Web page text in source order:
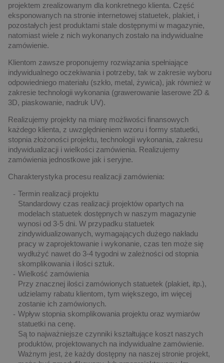
projektem zrealizowanym dla konkretnego klienta. Część
eksponowanych na stronie internetowej statuetek, plakiet, i
pozostałych jest produktami stale dostępnymi w magazynie,
natomiast wiele z nich wykonanych zostało na indywidualne
zamówienie.
Klientom zawsze proponujemy rozwiązania spełniające
indywidualnego oczekiwania i potrzeby, tak w zakresie wyboru
odpowiedniego materiału (szkło, metal, żywica), jak również w
zakresie technologii wykonania (grawerowanie laserowe 2D &
3D, piaskowanie, nadruk UV).
Realizujemy projekty na miarę możliwości finansowych
każdego klienta, z uwzględnieniem wzoru i formy statuetki,
stopnia złożoności projektu, technologii wykonania, zakresu
indywidualizacji i wielkości zamówienia. Realizujemy
zamówienia jednostkowe jak i seryjne.
Charakterystyka procesu realizacji zamówienia:
Termin realizacji projektu
Standardowy czas realizacji projektów opartych na
modelach statuetek dostępnych w naszym magazynie
wynosi od 3-5 dni. W przypadku statuetek
zindywidualizowanych, wymagających dużego nakładu
pracy w zaprojektowanie i wykonanie, czas ten może się
wydłużyć nawet do 3-4 tygodni w zależności od stopnia
skomplikowania i ilości sztuk.
Wielkość zamówienia
Przy znacznej ilości zamówionych statuetek (plakiet, itp.),
udzielamy rabatu klientom, tym większego, im więcej
zostanie ich zamówionych.
Wpływ stopnia skomplikowania projektu oraz wymiarów
statuetki na cenę.
Są to najważniejsze czynniki kształtujące koszt naszych
produktów, projektowanych na indywidualne zamówienie.
Ważnym jest, że każdy dostępny na naszej stronie projekt,